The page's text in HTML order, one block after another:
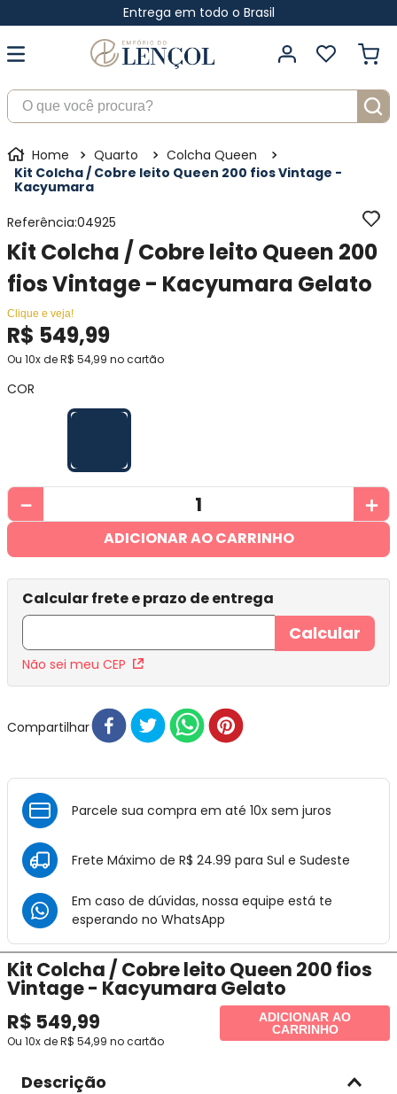
Entrega em todo o Brasil
O que você procura?
Quarto
Colcha Queen
Kit Colcha / Cobre leito Queen 200 fios Vintage -
Kacyumara
Referência:04925
Kit Colcha / Cobre leito Queen 200
fios Vintage - Kacyumara Gelato
Clique e veja!
R$ 549,99
Ou 10x deR$ 54,99 no cartão
COR
＋
－
ADICIONAR AO CARRINHO
Não sei meu CEP
Compartilhar
Parcele sua compra em até 10x sem juros
Frete Máximo de R$ 24.99 para Sul e Sudeste
Em caso de dúvidas, nossa equipe está te
esperando no WhatsApp
Kit Colcha / Cobre leito Queen 200 fios
Vintage - Kacyumara Gelato
R$ 549,99
Ou 10x deR$ 54,99 no cartão
ADICIONAR AO
CARRINHO
Descrição